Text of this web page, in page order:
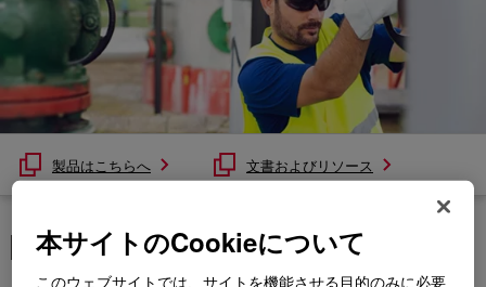
製品はこちらへ 文書およびリソース
NORKOOL™ クーラントシ
本サイトのCookieについて
このウェブサイトでは、サイトを機能させる目的のみに必要